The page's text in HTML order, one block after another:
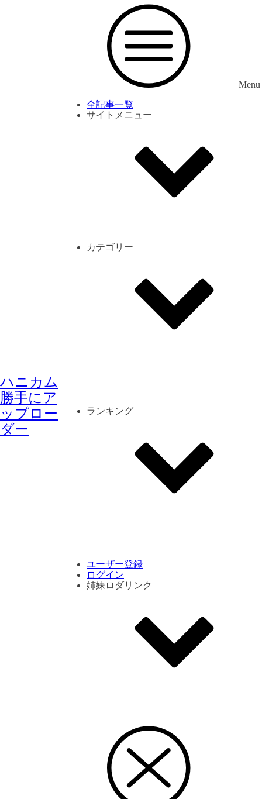
ハニカム
勝手にア
ップロー
ダー
Menu
全記事一覧
サイトメニュー
カテゴリー
ランキング
ユーザー登録
ログイン
姉妹ロダリンク